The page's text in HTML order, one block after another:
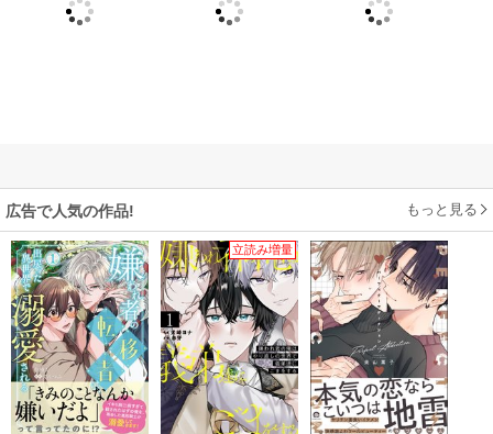
広告で人気の作品! もっと見る
立読み増量